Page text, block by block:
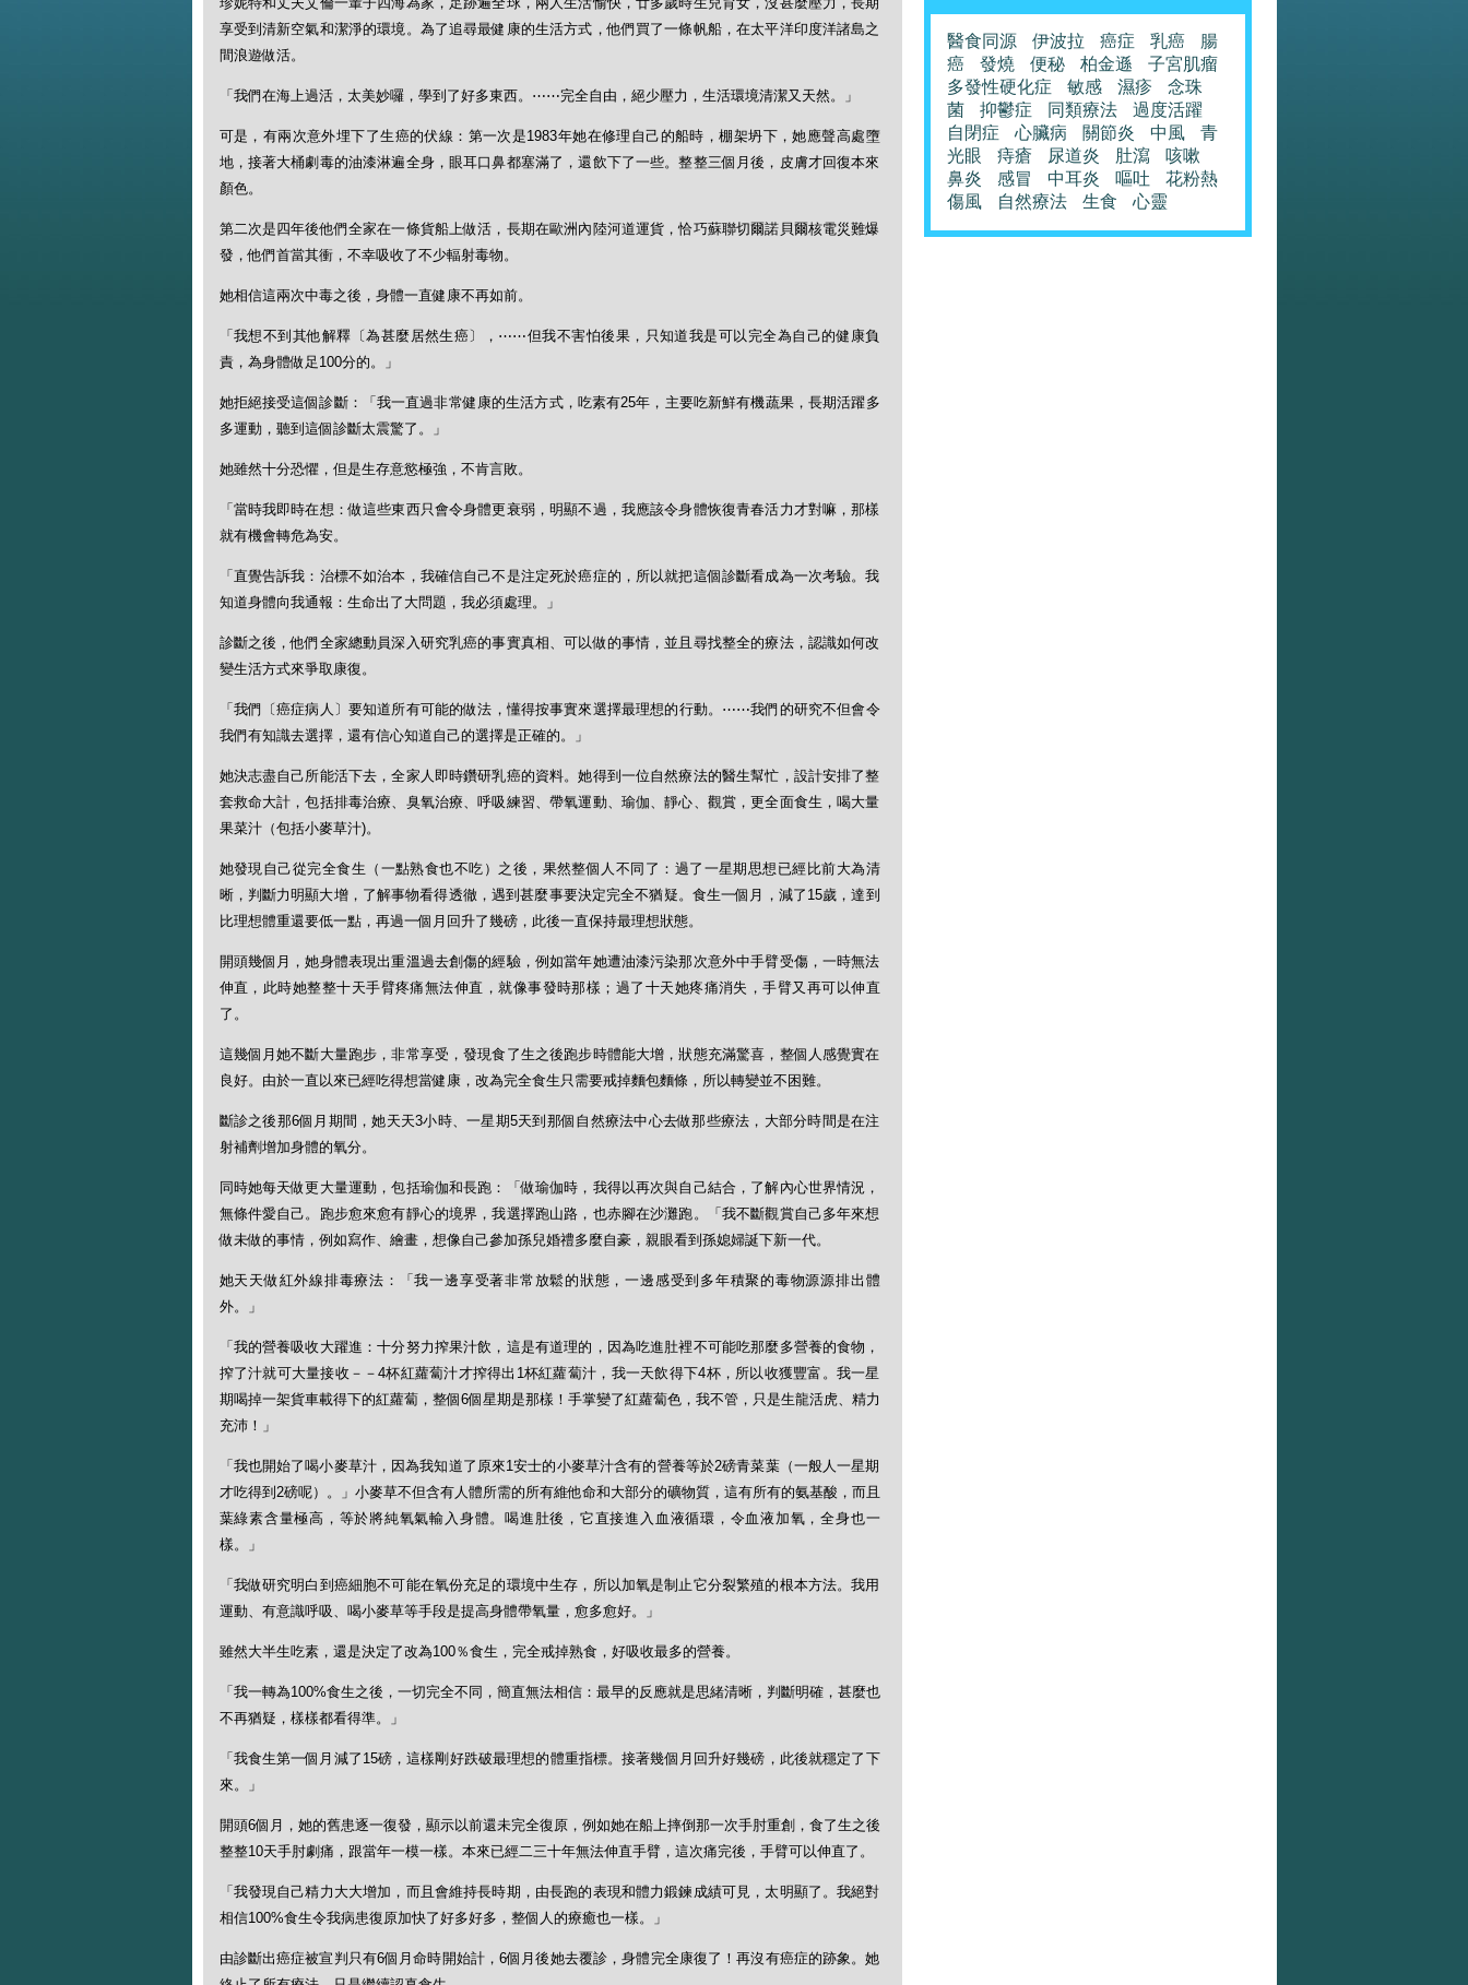
享受到清新空氣和潔淨的環境。為了追尋最健康的生活方式，他們買了一條帆船，在太平洋印度洋諸島之
間浪遊做活。
「我們在海上過活，太美妙囉，學到了好多東西。⋯⋯完全自由，絕少壓力，生活環境清潔又天然。」
可是，有兩次意外埋下了生癌的伏線：第一次是1983年她在修理自己的船時，棚架坍下，她應聲高處墮
地，接著大桶劇毒的油漆淋遍全身，眼耳口鼻都塞滿了，還飲下了一些。整整三個月後，皮膚才回復本來
顏色。
第二次是四年後他們全家在一條貨船上做活，長期在歐洲內陸河道運貨，恰巧蘇聯切爾諾貝爾核電災難爆
發，他們首當其衝，不幸吸收了不少輻射毒物。
她相信這兩次中毒之後，身體一直健康不再如前。
「我想不到其他解釋〔為甚麼居然生癌〕，⋯⋯但我不害怕後果，只知道我是可以完全為自己的健康負
責，為身體做足100分的。」
她拒絕接受這個診斷：「我一直過非常健康的生活方式，吃素有25年，主要吃新鮮有機蔬果，長期活躍多
多運動，聽到這個診斷太震驚了。」
她雖然十分恐懼，但是生存意慾極強，不肯言敗。
「當時我即時在想：做這些東西只會令身體更衰弱，明顯不過，我應該令身體恢復青春活力才對嘛，那樣
就有機會轉危為安。
「直覺告訴我：治標不如治本，我確信自己不是注定死於癌症的，所以就把這個診斷看成為一次考驗。我
知道身體向我通報：生命出了大問題，我必須處理。」
診斷之後，他們全家總動員深入研究乳癌的事實真相、可以做的事情，並且尋找整全的療法，認識如何改
變生活方式來爭取康復。
「我們〔癌症病人〕要知道所有可能的做法，懂得按事實來選擇最理想的行動。⋯⋯我們的研究不但會令
我們有知識去選擇，還有信心知道自己的選擇是正確的。」
她決志盡自己所能活下去，全家人即時鑽研乳癌的資料。她得到一位自然療法的醫生幫忙，設計安排了整
套救命大計，包括排毒治療、臭氧治療、呼吸練習、帶氧運動、瑜伽、靜心、觀賞，更全面食生，喝大量
果菜汁（包括小麥草汁)。
她發現自己從完全食生（一點熟食也不吃）之後，果然整個人不同了：過了一星期思想已經比前大為清
晰，判斷力明顯大增，了解事物看得透徹，遇到甚麼事要決定完全不猶疑。食生一個月，減了15歲，達到
比理想體重還要低一點，再過一個月回升了幾磅，此後一直保持最理想狀態。
開頭幾個月，她身體表現出重溫過去創傷的經驗，例如當年她遭油漆污染那次意外中手臂受傷，一時無法
伸直，此時她整整十天手臂疼痛無法伸直，就像事發時那樣；過了十天她疼痛消失，手臂又再可以伸直
了。
這幾個月她不斷大量跑步，非常享受，發現食了生之後跑步時體能大增，狀態充滿驚喜，整個人感覺實在
良好。由於一直以來已經吃得想當健康，改為完全食生只需要戒掉麵包麵條，所以轉變並不困難。
斷診之後那6個月期間，她天天3小時、一星期5天到那個自然療法中心去做那些療法，大部分時間是在注
射補劑增加身體的氧分。
同時她每天做更大量運動，包括瑜伽和長跑：「做瑜伽時，我得以再次與自己結合，了解內心世界情況，
無條件愛自己。跑步愈來愈有靜心的境界，我選擇跑山路，也赤腳在沙灘跑。「我不斷觀賞自己多年來想
做未做的事情，例如寫作、繪畫，想像自己參加孫兒婚禮多麼自豪，親眼看到孫媳婦誕下新一代。
她天天做紅外線排毒療法：「我一邊享受著非常放鬆的狀態，一邊感受到多年積聚的毒物源源排出體
外。」
「我的營養吸收大躍進：十分努力搾果汁飲，這是有道理的，因為吃進肚裡不可能吃那麼多營養的食物，
搾了汁就可大量接收－－4杯紅蘿蔔汁才搾得出1杯紅蘿蔔汁，我一天飲得下4杯，所以收獲豐富。我一星
期喝掉一架貨車載得下的紅蘿蔔，整個6個星期是那樣！手掌變了紅蘿蔔色，我不管，只是生龍活虎、精力
充沛！」
「我也開始了喝小麥草汁，因為我知道了原來1安士的小麥草汁含有的營養等於2磅青菜葉（一般人一星期
才吃得到2磅呢）。」小麥草不但含有人體所需的所有維他命和大部分的礦物質，這有所有的氨基酸，而且
葉綠素含量極高，等於將純氧氣輸入身體。喝進肚後，它直接進入血液循環，令血液加氧，全身也一
樣。」
「我做研究明白到癌細胞不可能在氧份充足的環境中生存，所以加氧是制止它分裂繁殖的根本方法。我用
運動、有意識呼吸、喝小麥草等手段是提高身體帶氧量，愈多愈好。」
雖然大半生吃素，還是決定了改為100％食生，完全戒掉熟食，好吸收最多的營養。
「我一轉為100%食生之後，一切完全不同，簡直無法相信：最早的反應就是思緒清晰，判斷明確，甚麼也
不再猶疑，樣樣都看得準。」
「我食生第一個月減了15磅，這樣剛好跌破最理想的體重指標。接著幾個月回升好幾磅，此後就穩定了下
來。」
開頭6個月，她的舊患逐一復發，顯示以前還未完全復原，例如她在船上摔倒那一次手肘重創，食了生之後
整整10天手肘劇痛，跟當年一模一樣。本來已經二三十年無法伸直手臂，這次痛完後，手臂可以伸直了。
「我發現自己精力大大增加，而且會維持長時期，由長跑的表現和體力鍛鍊成績可見，太明顯了。我絕對
相信100%食生令我病患復原加快了好多好多，整個人的療癒也一樣。」
由診斷出癌症被宣判只有6個月命時開始計，6個月後她去覆診，身體完全康復了！再沒有癌症的跡象。她
醫食同源 伊波拉 癌症 乳癌
腸
癌
發燒 便秘 柏金遜
子宮肌瘤
多發性硬化症
敏感 濕疹
念珠
菌
抑鬱症 同類療法
過度活躍
自閉症
心臟病 關節炎 中風
青
光眼
痔瘡 尿道炎 肚瀉
咳嗽
鼻炎
感冒 中耳炎 嘔吐
花粉熱
傷風
自然療法 生食 心靈